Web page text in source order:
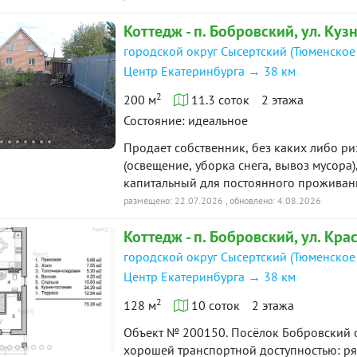
с вместительной нишей под шкаф,
мансарде огромное помещение
комфорт квартиры с современными
мечта?Дом в отделке под чистовую,
проверка безопасности, быстрый выход
доме, то это предложение для
соседи, где не будет проблем с
насладиться тишиной, свежим воздухом
родных и друзей. А еще здесь ночью
тишину.Можно прогуляться по лесу,
привести свои мысли в порядок и
достижения. Удобное расположение
удаленность от Екатеринбурга.В
упустите свою мечту, скорее звоните и
Коттедж - п. Бобровский, ул.
городской округ Сысертский
Центр Екатеринбурга → 38 км
200 м2 11.3 соток
2 этажа
Состояние: идеальное
Продает собственник, без каких либо
(освещение, уборка снега, вывоз
капитальный для постоянного
в доме, своя скважина, канализация.
отделения из профилированного бруса
инструмент и т.д. 11,3 сотки Много
размещено: 22.07.2026 , обновлено: 4.08.2026
Коттедж - п. Бобровский, ул.
городской округ Сысертский
Центр Екатеринбурга → 38 км
128 м2 10 соток 2 этажа
Объект № 200150. Посёлок Бобровский
хорошей транспортной доступностью: